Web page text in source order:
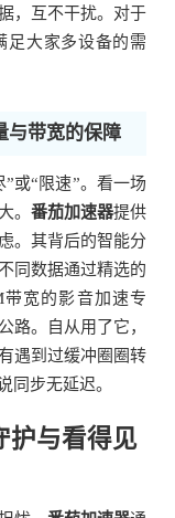
，互不干扰。对于
足大家多设备的需
与带宽的保障
或“限速”。看一场
。 番茄加速器提供
。其背后的智能分
同数据通过精选的
带宽的影音加速专
路。自从用了它，
遇到过缓冲圈圈转
同步无延迟。
护与看得见